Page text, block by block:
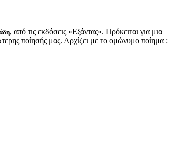
, από τις εκδόσεις «Εξάντας». Πρόκειται για μια
ποίησής μας. Αρχίζει με το ομώνυμο ποίημα :